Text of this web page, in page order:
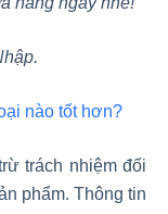
nào tốt hơn?
trách nhiệm đối
phẩm. Thông tin